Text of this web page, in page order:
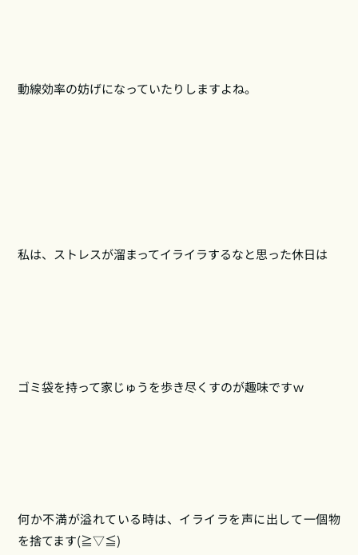
動線効率の妨げになっていたりしますよね。
私は、ストレスが溜まってイライラするなと思った休日は
ゴミ袋を持って家じゅうを歩き尽くすのが趣味ですｗ
何か不満が溢れている時は、イライラを声に出して一個物
を捨てます(≧▽≦)